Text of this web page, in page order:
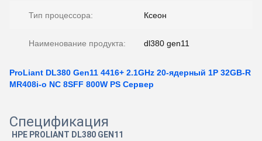
Тип процессора: Ксеон
Наименование продукта: dl380 gen11
ProLiant DL380 Gen11 4416+ 2.1GHz 20-ядерный 1P 32GB-R
MR408i-o NC 8SFF 800W PS Сервер
Спецификация
HPE PROLIANT DL380 GEN11